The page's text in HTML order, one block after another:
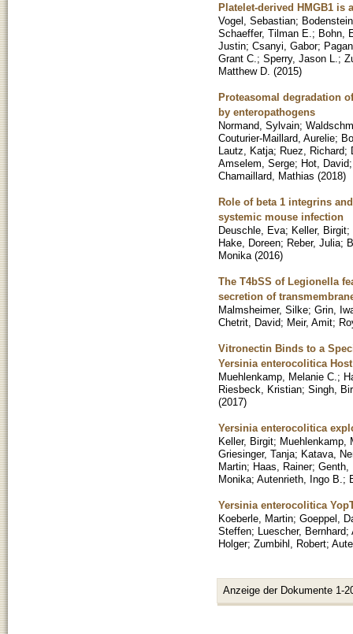
Platelet-derived HMGB1
Vogel, Sebastian;
Schaeffer, Tilman E. ; Bohn,
Justin; Csanyi, Gabor;
Grant C. ; Sperry, Jason L. ;
Matthew D. (2015)
Proteasomal degradation
by enteropathogens
Normand, Sylvain;
Couturier-Maillard, Aurelie;
Lautz, Katja; Ruez, Richard;
Amselem, Serge; Hot, David
Chamaillard, Mathias (2018)
Role of beta 1 integrins
systemic mouse infection
Deuschle, Eva; Keller, Birgit;
Hake, Doreen; Reber, Julia;
Monika (2016)
The T4bSS of Legionella
secretion of
Malmsheimer, Silke; Grin,
Chetrit, David; Meir, Amit;
Vitronectin Binds to a
Yersinia enterocolitica
Muehlenkamp, Melanie C. ;
Riesbeck, Kristian; Singh,
(2017)
Yersinia enterocolitica
Keller, Birgit; Muehlenkamp,
Griesinger, Tanja; Katava,
Martin; Haas, Rainer; Genth,
Monika; Autenrieth, Ingo B. ;
Yersinia enterocolitica
Koeberle, Martin; Goeppel,
Steffen; Luescher, Bernhard;
Holger; Zumbihl, Robert;
Anzeige der Dokumente 1-